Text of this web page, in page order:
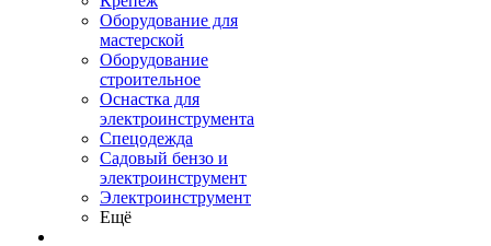
Оборудование для
мастерской
Оборудование
строительное
Оснастка для
электроинструмента
Спецодежда
Садовый бензо и
электроинструмент
Электроинструмент
Ещё